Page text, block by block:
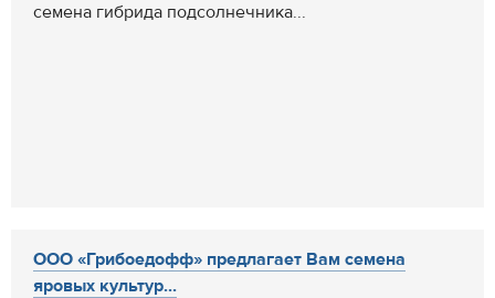
семена гибрида подсолнечника...
ООО «Грибоедофф» предлагает Вам семена
яровых культур...